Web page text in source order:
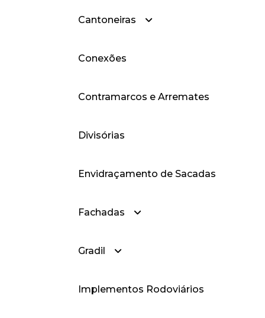
— Box-Sorobox-Frisado
— Box-Frisado
— Brise Curvado
— Brises
Cantoneiras
— Cantoneiras Abas
Conexões
Contramarcos e Arremates
Divisórias
Envidraçamento de Sacadas
Fachadas
— Fachadas Cortina
— Fachadas Style
Gradil
— Gradil
Implementos Rodoviários